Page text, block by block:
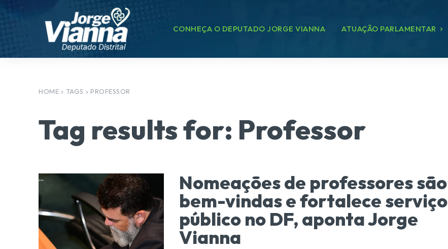
CONHEÇA O DEPUTADO JORGE VIANNA ATUAÇÃO PARLAMENTAR
HOME TAGS PROFESSOR
Tag results for: Professor
Nomeações de professores são
bem-vindas e fortalece serviço
público no DF, aponta Jorge
Vianna